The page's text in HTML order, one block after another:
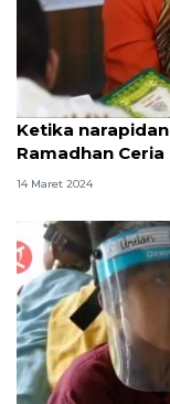
Ketika
Ramadhan Ceria
14 Maret 2024